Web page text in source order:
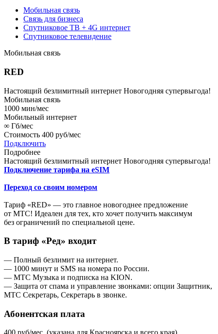
Мобильная связь
Связь для бизнеса
Спутниковое ТВ + 4G интернет
Спутниковое телевидение
Мобильная связь
RED
Настоящий безлимитный интернет Новогодняя супервыгода!
Мобильная связь
1000 мин/мес
Мобильный интернет
∞ Гб/мес
Стоимость 400 руб/мес
Подключить
Подробнее
Настоящий безлимитный интернет Новогодняя супервыгода!
Подключение тарифа на eSIM
Переход со своим номером
Тариф «RED» — это главное новогоднее предложение
от МТС! Идеален для тех, кто хочет получить максимум
без ограничений по специальной цене.
В тариф «Ред» входит
— Полный безлимит на интернет.
— 1000 минут и SMS на номера по России.
— МТС Музыка и подписка на KION.
— Защита от спама и управление звонками: опции Защитник,
МТС Секретарь, Секретарь в звонке.
Абонентская плата